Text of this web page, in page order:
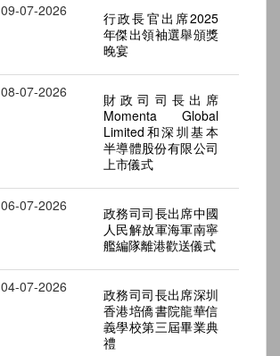
09-07-2026
行政長官出席2025
年傑出領袖選舉頒獎
晚宴
08-07-2026
財政司司長出席
Momenta Global
Limited和深圳基本
半導體股份有限公司
上市儀式
06-07-2026
政務司司長出席中國
人民解放軍海軍南寧
艦編隊離港歡送儀式
04-07-2026
政務司司長出席深圳
香港培僑書院龍華信
義學校第三屆畢業典
禮